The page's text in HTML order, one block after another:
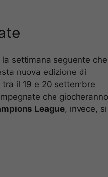
settimana seguente che
nuova edizione di
tra il 19 e 20 settembre
che giocheranno
League, invece, si